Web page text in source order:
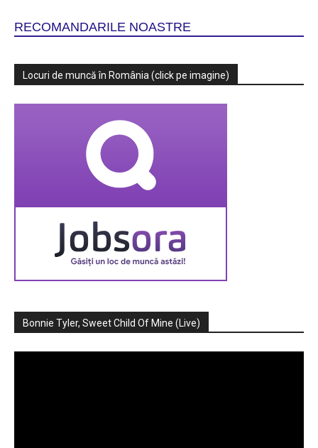
RECOMANDARILE NOASTRE
Locuri de muncă în România (click pe imagine)
Bonnie Tyler, Sweet Child Of Mine (Live)